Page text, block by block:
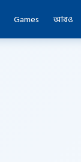
Games আরও